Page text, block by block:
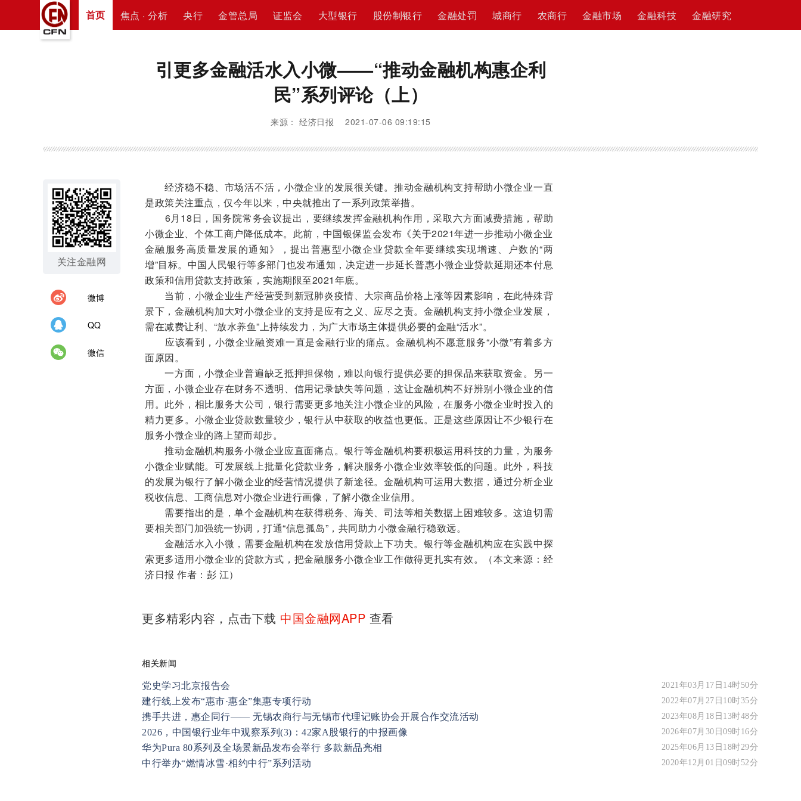
首页 焦点 · 分析 央行 金管总局 证监会 大型银行 股份制银行 金融处罚 城商行 农商行 金融市场 金融科技 金融研究
引更多金融活水入小微——“推动金融机构惠企利
民”系列评论（上）
来源： 经济日报 2021-07-06 09:19:15
关注金融网
微博
QQ
微信
经济稳不稳、市场活不活，小微企业的发展很关键。推动金融机构支持帮助小微企业一直
是政策关注重点，仅今年以来，中央就推出了一系列政策举措。
6月18日，国务院常务会议提出，要继续发挥金融机构作用，采取六方面减费措施，帮助
小微企业、个体工商户降低成本。此前，中国银保监会发布《关于2021年进一步推动小微企业
金融服务高质量发展的通知》，提出普惠型小微企业贷款全年要继续实现增速、户数的“两
增”目标。中国人民银行等多部门也发布通知，决定进一步延长普惠小微企业贷款延期还本付息
政策和信用贷款支持政策，实施期限至2021年底。
当前，小微企业生产经营受到新冠肺炎疫情、大宗商品价格上涨等因素影响，在此特殊背
景下，金融机构加大对小微企业的支持是应有之义、应尽之责。金融机构支持小微企业发展，
需在减费让利、“放水养鱼”上持续发力，为广大市场主体提供必要的金融“活水”。
应该看到，小微企业融资难一直是金融行业的痛点。金融机构不愿意服务“小微”有着多方
面原因。
一方面，小微企业普遍缺乏抵押担保物，难以向银行提供必要的担保品来获取资金。另一
方面，小微企业存在财务不透明、信用记录缺失等问题，这让金融机构不好辨别小微企业的信
用。此外，相比服务大公司，银行需要更多地关注小微企业的风险，在服务小微企业时投入的
精力更多。小微企业贷款数量较少，银行从中获取的收益也更低。正是这些原因让不少银行在
服务小微企业的路上望而却步。
推动金融机构服务小微企业应直面痛点。银行等金融机构要积极运用科技的力量，为服务
小微企业赋能。可发展线上批量化贷款业务，解决服务小微企业效率较低的问题。此外，科技
的发展为银行了解小微企业的经营情况提供了新途径。金融机构可运用大数据，通过分析企业
税收信息、工商信息对小微企业进行画像，了解小微企业信用。
需要指出的是，单个金融机构在获得税务、海关、司法等相关数据上困难较多。这迫切需
要相关部门加强统一协调，打通“信息孤岛”，共同助力小微金融行稳致远。
金融活水入小微，需要金融机构在发放信用贷款上下功夫。银行等金融机构应在实践中探
索更多适用小微企业的贷款方式，把金融服务小微企业工作做得更扎实有效。（本文来源：经
济日报 作者：彭 江）
更多精彩内容，点击下载 中国金融网APP 查看
相关新闻
党史学习北京报告会 2021年03月17日14时50分
建行线上发布“惠市·惠企”集惠专项行动 2022年07月27日10时35分
携手共进，惠企同行—— 无锡农商行与无锡市代理记账协会开展合作交流活动 2023年08月18日13时48分
2026，中国银行业年中观察系列(3)：42家A股银行的中报画像 2026年07月30日09时16分
华为Pura 80系列及全场景新品发布会举行 多款新品亮相 2025年06月13日18时29分
中行举办“燃情冰雪·相约中行”系列活动 2020年12月01日09时52分